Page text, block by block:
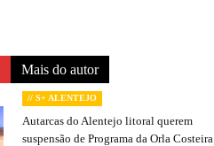
Mais do autor
// S+ ALENTEJO
Autarcas do Alentejo litoral querem
suspensão de Programa da Orla Costeira